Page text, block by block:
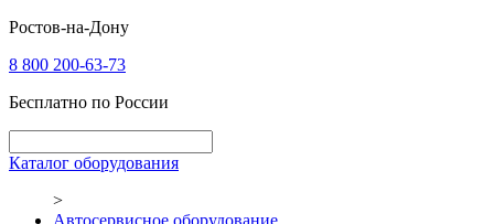
Ростов-на-Дону
8 800 200-63-73
Бесплатно по России
Каталог оборудования
>
Автосервисное оборудование